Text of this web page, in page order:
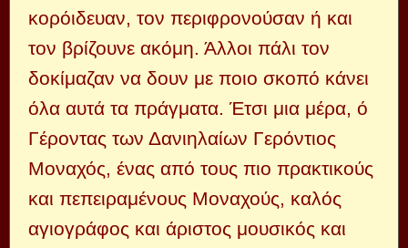
κορόιδευαν, τον περιφρονούσαν ή και
τον βρίζουνε ακόμη. Άλλοι πάλι τον
δοκίμαζαν να δουν με ποιο σκοπό κάνει
όλα αυτά τα πράγματα. Έτσι μια μέρα, ό
Γέροντας των Δανιηλαίων Γερόντιος
Μοναχός, ένας από τους πιο πρακτικούς
και πεπειραμένους Μοναχούς, καλός
αγιογράφος και άριστος μουσικός και